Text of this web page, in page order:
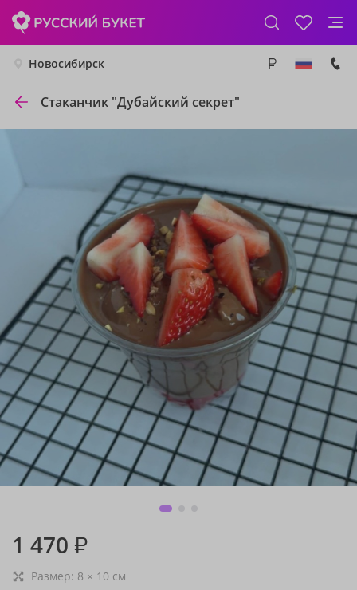
Новосибирск
Стаканчик "Дубайский секрет"
1 470 ₽
Размер: 8 × 10 см